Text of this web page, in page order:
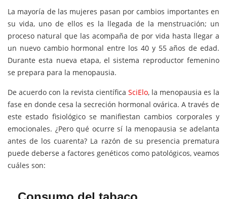
La mayoría de las mujeres pasan por cambios importantes en
su vida, uno de ellos es la llegada de la menstruación; un
proceso natural que las acompaña de por vida hasta llegar a
un nuevo cambio hormonal entre los 40 y 55 años de edad.
Durante esta nueva etapa, el sistema reproductor femenino
se prepara para la menopausia.
De acuerdo con la revista científica SciElo, la menopausia es la
fase en donde cesa la secreción hormonal ovárica. A través de
este estado fisiológico se manifiestan cambios corporales y
emocionales. ¿Pero qué ocurre sí la menopausia se adelanta
antes de los cuarenta? La razón de su presencia prematura
puede deberse a factores genéticos como patológicos, veamos
cuáles son: